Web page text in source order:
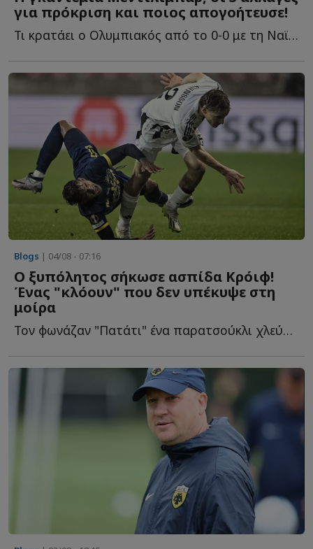
για πρόκριση και ποιος απογοήτευσε!
Τι κρατάει ο Ολυμπιακός από το 0-0 με τη Ναϊμέγκεν, πώς θ...
Blogs | 04/08 - 07:16
Ο ξυπόλητος σήκωσε ασπίδα Κρόιφ!
Ένας "κλόουν" που δεν υπέκυψε στη
μοίρα
Τον φωνάζαν "Πατάτι" ένα παρατσούκλι χλεύης! Εκείνο ό...